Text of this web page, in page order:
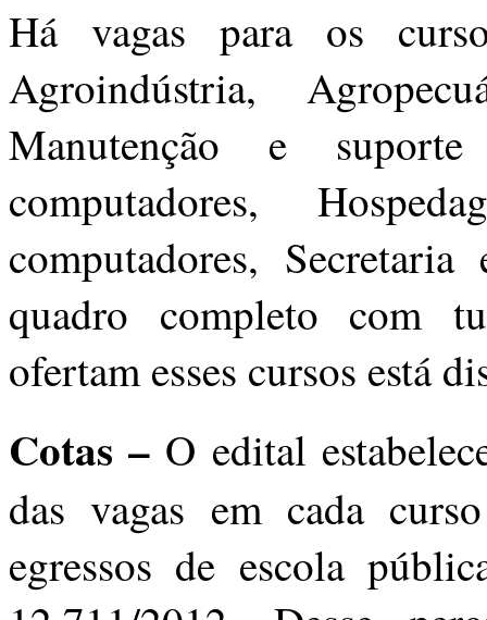
Há vagas para os
Agroindústria,
Manutenção e
computadores,
computadores,
quadro completo com
ofertam esses cursos está
Cotas – O edital
das vagas em cada
egressos de escola